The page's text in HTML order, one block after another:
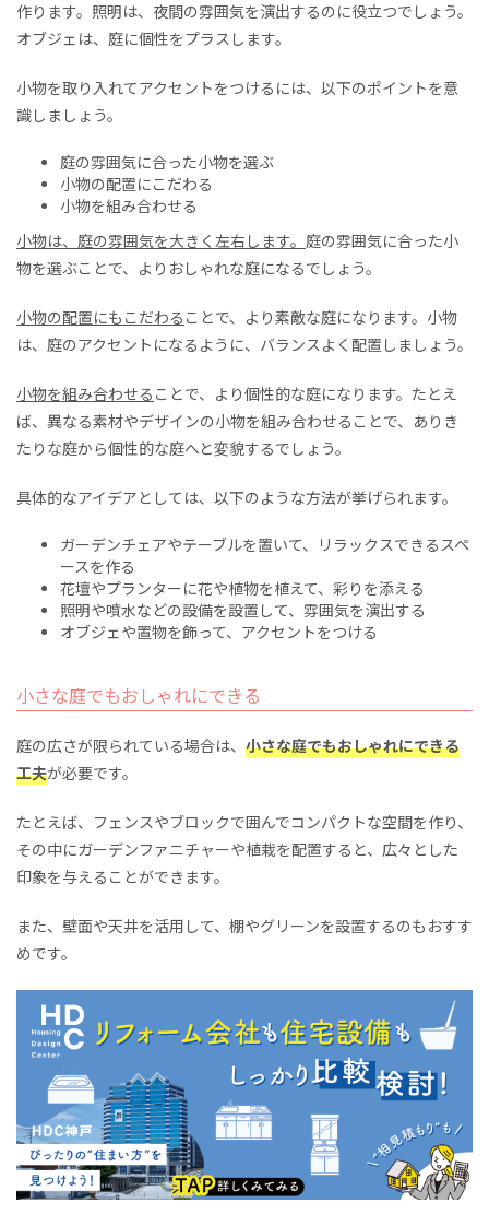
作ります。照明は、夜間の雰囲気を演出するのに役立つでしょう。
オブジェは、庭に個性をプラスします。
小物を取り入れてアクセントをつけるには、以下のポイントを意
識しましょう。
庭の雰囲気に合った小物を選ぶ
小物の配置にこだわる
小物を組み合わせる
小物は、庭の雰囲気を大きく左右します。 庭の雰囲気に合った小
物を選ぶことで、よりおしゃれな庭になるでしょう。
小物の配置にもこだわる ことで、より素敵な庭になります。小物
は、庭のアクセントになるように、バランスよく配置しましょう。
小物を組み合わせる ことで、より個性的な庭になります。たとえ
ば、異なる素材やデザインの小物を組み合わせることで、ありき
たりな庭から個性的な庭へと変貌するでしょう。
具体的なアイデアとしては、以下のような方法が挙げられます。
ガーデンチェアやテーブルを置いて、リラックスできるスペ
ースを作る
花壇やプランターに花や植物を植えて、彩りを添える
照明や噴水などの設備を設置して、雰囲気を演出する
オブジェや置物を飾って、アクセントをつける
小さな庭でもおしゃれにできる
庭の広さが限られている場合は、 小さな庭でもおしゃれにできる
工夫が必要です。
たとえば、フェンスやブロックで囲んでコンパクトな空間を作り、
その中にガーデンファニチャーや植栽を配置すると、広々とした
印象を与えることができます。
また、壁面や天井を活用して、棚やグリーンを設置するのもおすす
めです。